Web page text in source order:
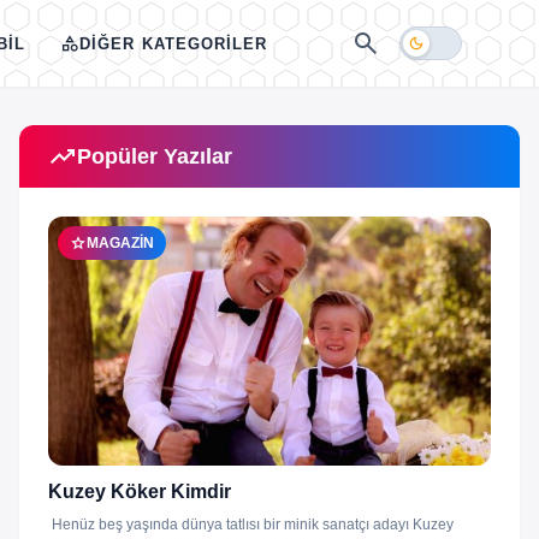
categoryDIĞER KATEGORILER search dark_mode
trending_upPopüler Yazılar
star MAGAZIN
Kuzey Köker Kimdir
Henüz beş yaşında dünya tatlısı bir minik sanatçı adayı Kuzey